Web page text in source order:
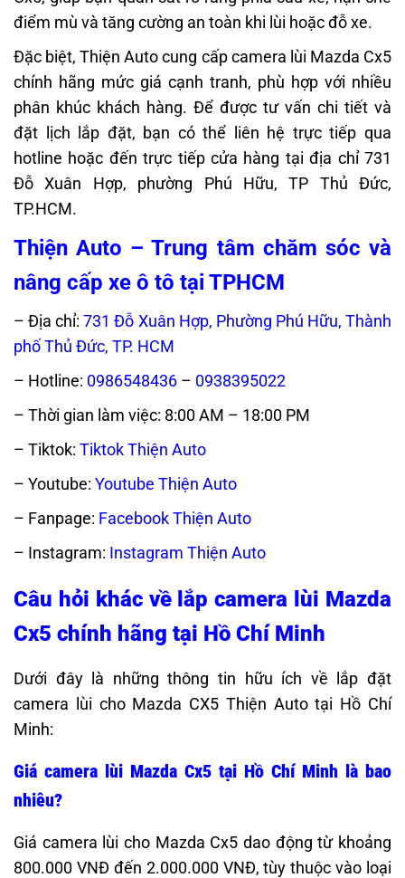
điểm mù và tăng cường an toàn khi lùi hoặc đỗ xe.
Đặc biệt, Thiện Auto cung cấp camera lùi Mazda Cx5
chính hãng mức giá cạnh tranh, phù hợp với nhiều
phân khúc khách hàng. Để được tư vấn chi tiết và
đặt lịch lắp đặt, bạn có thể liên hệ trực tiếp qua
hotline hoặc đến trực tiếp cửa hàng tại địa chỉ 731
Đỗ Xuân Hợp, phường Phú Hữu, TP Thủ Đức,
TP.HCM.
Thiện Auto – Trung tâm chăm sóc và
nâng cấp xe ô tô tại TPHCM
– Địa chỉ: 731 Đỗ Xuân Hợp, Phường Phú Hữu, Thành
phố Thủ Đức, TP. HCM
– Hotline: 0986548436 – 0938395022
– Thời gian làm việc: 8:00 AM – 18:00 PM
– Tiktok: Tiktok Thiện Auto
– Youtube: Youtube Thiện Auto
– Fanpage: Facebook Thiện Auto
– Instagram: Instagram Thiện Auto
Câu hỏi khác về lắp camera lùi Mazda
Cx5 chính hãng tại Hồ Chí Minh
Dưới đây là những thông tin hữu ích về lắp đặt
camera lùi cho Mazda CX5 Thiện Auto tại Hồ Chí
Minh:
Giá camera lùi Mazda Cx5 tại Hồ Chí Minh là bao
nhiêu?
Giá camera lùi cho Mazda Cx5 dao động từ khoảng
800.000 VNĐ đến 2.000.000 VNĐ, tùy thuộc vào loại